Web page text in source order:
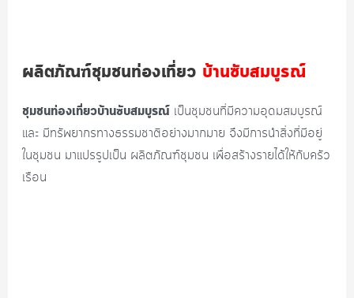
ผลิตภัณฑ์ชุมชนท่องเที่ยว บ้านซับสมบูรณ์
ชุมชนท่องเที่ยวบ้านซับสมบูรณ์เป็นชุมชนที่มีความอุดมสมบูรณ์
และ มีทรัพยากรทางธรรมชาติอย่างมากมาย จึงมีการนำสิ่งที่มีอยู่
ในชุมชน มาแปรรูปเป็น ผลิตภัณฑ์ชุมชน เพื่อสร้างรายได้ให้กับครัว
เรือน